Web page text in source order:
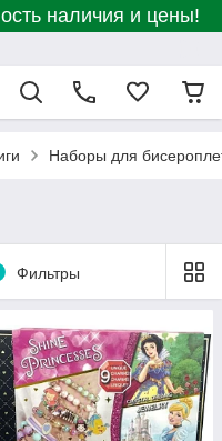
наличия и цены!
Наборы для
Фильтры